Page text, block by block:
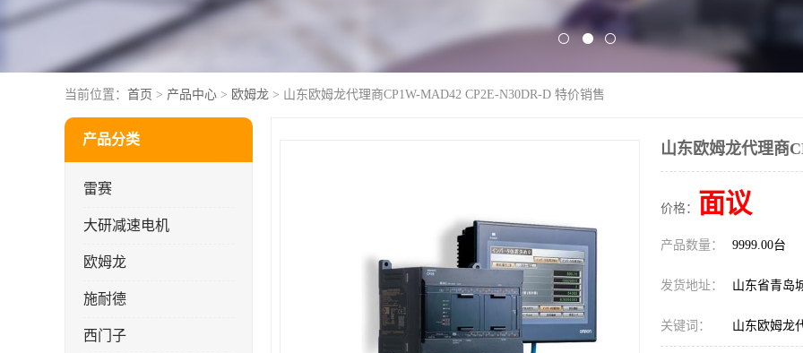
当前位置： 首页 > 产品中心 > 欧姆龙 > 山东欧姆龙代理商CP1W-MAD42 CP2E-N30DR-D 特价销售
产品分类
雷赛
大研减速电机
欧姆龙
施耐德
西门子
山东欧姆龙代理商
价格： 面议
产品数量： 9999.00台
发货地址： 山东省青岛
关键词： 山东欧姆龙